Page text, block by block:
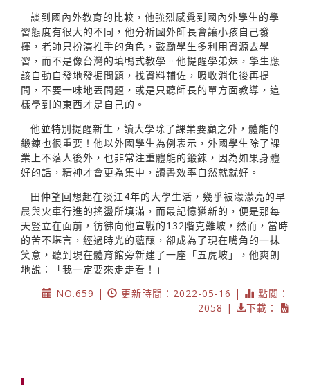
談到國內外教育的比較，他強烈感覺到國內外學生的學
習態度有很大的不同，他分析國外師長會讓小孩自己發
揮，老師只扮演推手的角色，鼓勵學生多利用資源去學
習，而不是像台灣的填鴨式教學。他提醒學弟妹，學生應
該自動自發地發掘問題，找資料輔佐，吸收消化後再提
問，不要一味地丟問題，或是只聽師長的單方面教導，這
樣學到的東西才是自己的。
他並特別提醒新生，讀大學除了課業要顧之外，體能的
鍛鍊也很重要！他以外國學生為例表示，外國學生除了課
業上不落人後外，也非常注重體能的鍛鍊，因為如果身體
好的話，精神才會更為集中，讀書效率自然就就好。
田仲望回想起在淡江4年的大學生活，幾乎被濛濛亮的早
晨與火車行進的搖盪所填滿，而最記憶猶新的，便是那每
天豎立在面前，彷彿向他宣戰的132階克難坡，然而，當時
的苦不堪言，經過時光的蘊釀，卻成為了現在嘴角的一抹
笑意，聽到現在體育館旁新建了一座「五虎坡」，他爽朗
地說：「我一定要來走走看！」
NO.659 |
更新時間：2022-05-16 |
點閱：
2058 |
下載：